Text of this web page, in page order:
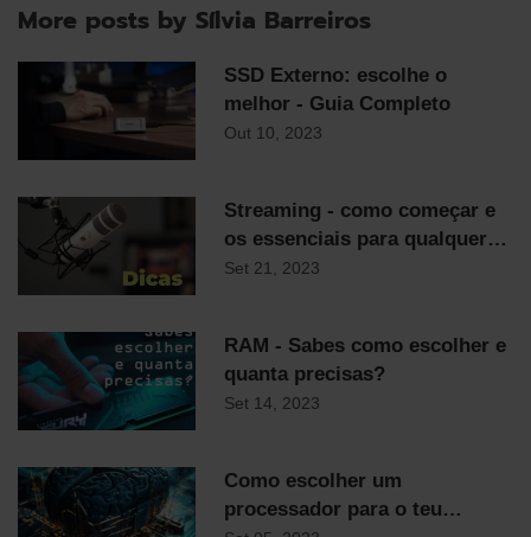
More posts by Sílvia Barreiros
SSD Externo: escolhe o
melhor - Guia Completo
Out 10, 2023
Streaming - como começar e
os essenciais para qualquer
streamer
Set 21, 2023
RAM - Sabes como escolher e
quanta precisas?
Set 14, 2023
Como escolher um
processador para o teu